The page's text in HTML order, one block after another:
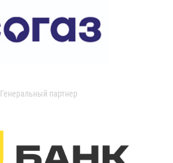
Генеральный партнер